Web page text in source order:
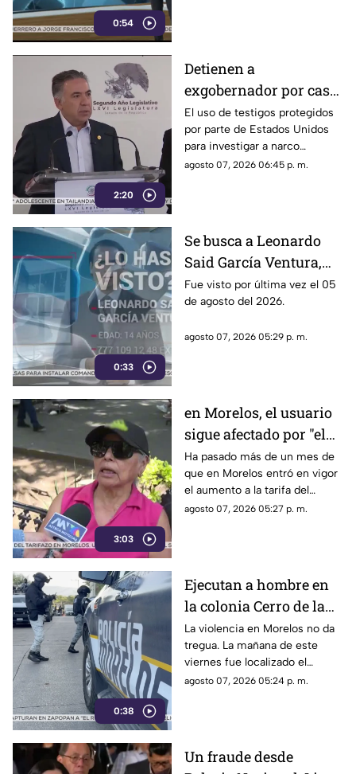
0:54
2:20
Detienen a
exgobernador por caso
Ayotzinapa y desaforan
a alcaldes
El uso de testigos protegidos
por parte de Estados Unidos
para investigar a narco
políticos ha sido cuestionado
entre ellos Rubén Rocha y
Enrique Inzunza.
agosto 07, 2026 06:45 p. m.
0:33
Se busca a Leonardo
Said García Ventura,
desaparecido en
Cuernavaca
Fue visto por última vez el 05
de agosto del 2026.
agosto 07, 2026 05:29 p. m.
3:03
en Morelos, el usuario
sigue afectado por "el
tarifazo"
Ha pasado más de un mes de
que en Morelos entró en vigor
el aumento a la tarifa del
transporte público. Un mes,
al interior de las unidades.
agosto 07, 2026 05:27 p. m.
0:38
Ejecutan a hombre en
la colonia Cerro de la
Corona
La violencia en Morelos no da
tregua. La mañana de este
viernes fue localizado el
cuerpo de un hombre con
agosto 07, 2026 05:24 p. m.
Un fraude desde